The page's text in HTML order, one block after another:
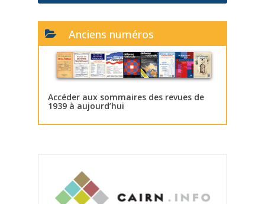
Anciens numéros
Accéder aux sommaires des revues de
1939 à aujourd’hui